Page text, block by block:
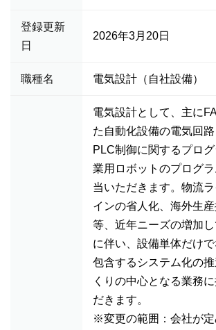
登録更新
日
2026年3月20日
職種名 電気設計（自社設備）
電気設計として、主に
た自動化設備の電気回路
PLC制御に関するプロ
業用ロボットのプログ
当いただきます。物流
インの省人化、海外生
等、近年ニーズの増加
に伴い、設備単体だけ
包含するシステム化の
くりの中心となる業務
だきます。
※変更の範囲：会社が定